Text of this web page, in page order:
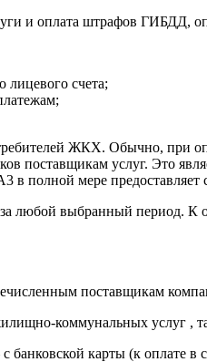
и оплата штрафов ГИБДД,
счета;
ЖКХ. Обычно, при
поставщикам услуг. Это
в полной мере
любой выбранный период.
поставщикам
коммунальных услуг ,
банковской карты (к оплате